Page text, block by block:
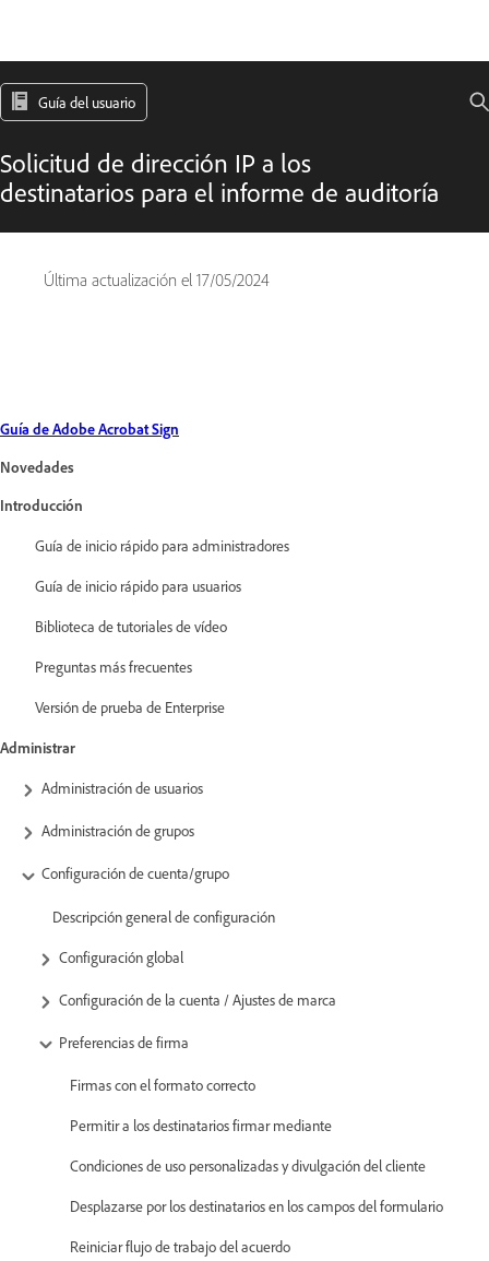
Guía del usuario
Solicitud de dirección IP a los
destinatarios para el informe de auditoría
Última actualización el 17/05/2024
Guía de Adobe Acrobat Sign
Novedades
Introducción
Guía de inicio rápido para administradores
Guía de inicio rápido para usuarios
Biblioteca de tutoriales de vídeo
Preguntas más frecuentes
Versión de prueba de Enterprise
Administrar
Administración de usuarios
Administración de grupos
Configuración de cuenta/grupo
Descripción general de configuración
Configuración global
Configuración de la cuenta / Ajustes de marca
Preferencias de firma
Firmas con el formato correcto
Permitir a los destinatarios firmar mediante
Condiciones de uso personalizadas y divulgación del cliente
Desplazarse por los destinatarios en los campos del formulario
Reiniciar flujo de trabajo del acuerdo